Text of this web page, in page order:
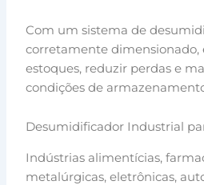
Com um sistema de
corretamente dimensionado,
estoques, reduzir perdas e
condições de
Desumidificador Industrial
Indústrias alimentícias,
metalúrgicas, eletrônicas,